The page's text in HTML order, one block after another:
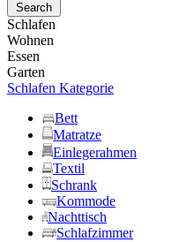
Search
Schlafen
Wohnen
Essen
Garten
Schlafen Kategorie
Bett
Matratze
Einlegerahmen
Textil
Schrank
Kommode
Nachttisch
Schlafzimmer